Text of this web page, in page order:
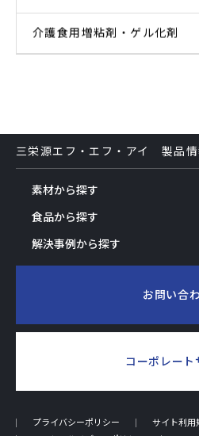
介護食用増粘剤・ゲル化剤
三栄源エフ・エフ・アイ 製品情
素材から探す
食品から探す
解決事例から探す
お問い合
コーポレート
プライバシーポリシー
サイト利用